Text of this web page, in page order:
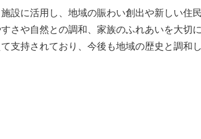
設に活用し、地域の賑わい創出や新しい住
さや自然との調和、家族のふれあいを大切
支持されており、今後も地域の歴史と調和